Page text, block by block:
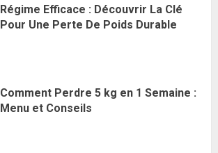
Régime Efficace : Découvrir La Clé
Pour Une Perte De Poids Durable
Comment Perdre 5 kg en 1 Semaine :
Menu et Conseils